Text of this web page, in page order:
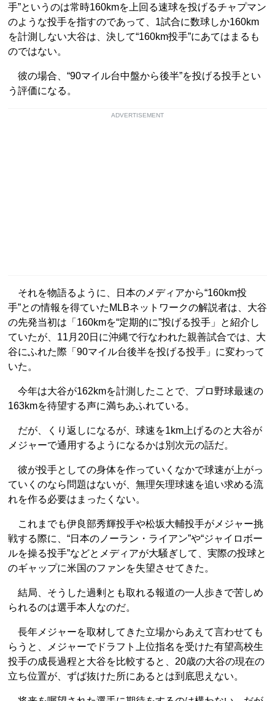
手”というのは常時160kmを上回る速球を投げるチャプマン
のような投手を指すのであって、1試合に数球しか160km
を計測しない大谷は、決して“160km投手”にあてはまるも
のではない。
彼の場合、“90マイル台中盤から後半”を投げる投手とい
う評価になる。
ADVERTISEMENT
それを物語るように、日本のメディアから“160km投
手”との情報を得ていたMLBネットワークの解説者は、大谷
の先発当初は「160kmを“定期的に”投げる投手」と紹介し
ていたが、11月20日に沖縄で行なわれた親善試合では、大
谷にふれた際「90マイル台後半を投げる投手」に変わって
いた。
今年は大谷が162kmを計測したことで、プロ野球最速の
163kmを待望する声に満ちあふれている。
だが、くり返しになるが、球速を1km上げるのと大谷が
メジャーで通用するようになるかは別次元の話だ。
彼が投手としての身体を作っていくなかで球速が上がっ
ていくのなら問題はないが、無理矢理球速を追い求める流
れを作る必要はまったくない。
これまでも伊良部秀輝投手や松坂大輔投手がメジャー挑
戦する際に、“日本のノーラン・ライアン”や“ジャイロボー
ルを操る投手”などとメディアが大騒ぎして、実際の投球と
のギャップに米国のファンを失望させてきた。
結局、そうした過剰とも取れる報道の一人歩きで苦しめ
られるのは選手本人なのだ。
長年メジャーを取材してきた立場からあえて言わせても
らうと、メジャーでドラフト上位指名を受けた有望高校生
投手の成長過程と大谷を比較すると、20歳の大谷の現在の
立ち位置が、ずば抜けた所にあるとは到底思えない。